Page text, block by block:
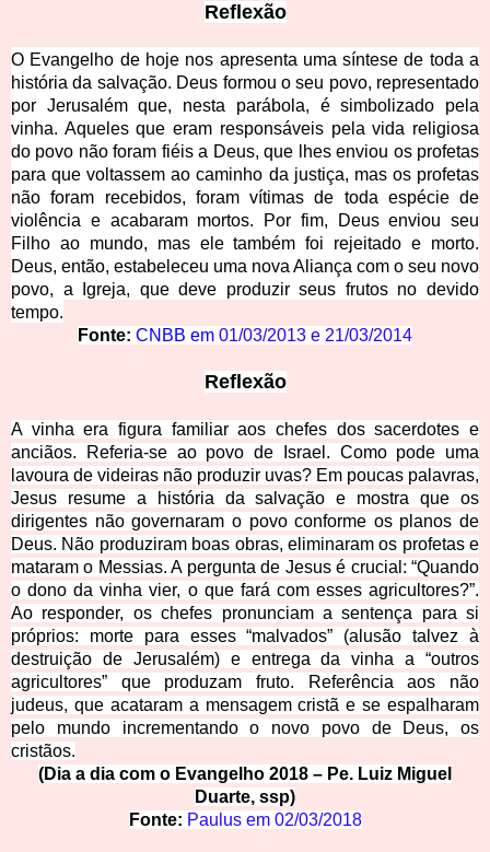
Reflexão
O Evangelho de hoje nos apresenta uma síntese de toda a
história da salvação. Deus formou o seu povo, representado
por Jerusalém que, nesta parábola, é simbolizado pela
vinha. Aqueles que eram responsáveis pela vida religiosa
do povo não foram fiéis a Deus, que lhes enviou os profetas
para que voltassem ao caminho da justiça, mas os profetas
não foram recebidos, foram vítimas de toda espécie de
violência e acabaram mortos. Por fim, Deus enviou seu
Filho ao mundo, mas ele também foi rejeitado e morto.
Deus, então, estabeleceu uma nova Aliança com o seu novo
povo, a Igreja, que deve produzir seus frutos no devido
tempo.
Fonte: CNBB em 01/03/2013 e 21/03/2014
Reflexão
A vinha era figura familiar aos chefes dos sacerdotes e
anciãos. Referia-se ao povo de Israel. Como pode uma
lavoura de videiras não produzir uvas? Em poucas palavras,
Jesus resume a história da salvação e mostra que os
dirigentes não governaram o povo conforme os planos de
Deus. Não produziram boas obras, eliminaram os profetas e
mataram o Messias. A pergunta de Jesus é crucial: “Quando
o dono da vinha vier, o que fará com esses agricultores?”.
Ao responder, os chefes pronunciam a sentença para si
próprios: morte para esses “malvados” (alusão talvez à
destruição de Jerusalém) e entrega da vinha a “outros
agricultores” que produzam fruto. Referência aos não
judeus, que acataram a mensagem cristã e se espalharam
pelo mundo incrementando o novo povo de Deus, os
cristãos.
(Dia a dia com o Evangelho 2018 – Pe. Luiz Miguel
Duarte, ssp)
Fonte: Paulus em 02/03/2018